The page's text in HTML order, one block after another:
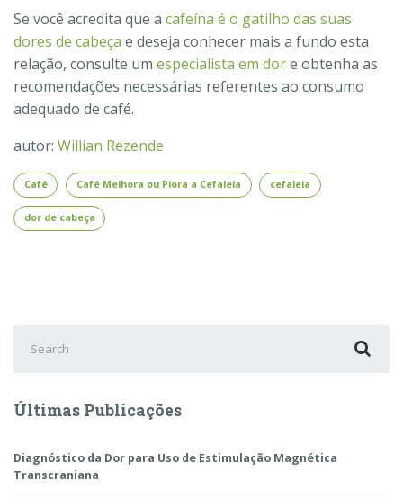
Se você acredita que a cafeína é o gatilho das suas
dores de cabeça e deseja conhecer mais a fundo esta
relação, consulte um especialista em dore obtenha as
recomendações necessárias referentes ao consumo
adequado de café.
autor: Willian Rezende
Café Café Melhora ou Piora a Cefaleia cefaleia
dor de cabeça
for:
Últimas Publicações
Diagnóstico da Dor para Uso de Estimulação Magnética
Transcraniana